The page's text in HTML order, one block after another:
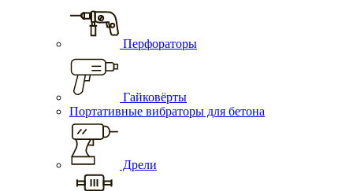
Перфораторы
Гайковёрты
Портативные вибраторы для бетона
Дрели